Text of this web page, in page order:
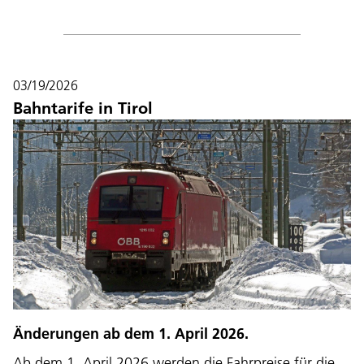
03/19/2026
Bahntarife in Tirol
Änderungen ab dem 1. April 2026.